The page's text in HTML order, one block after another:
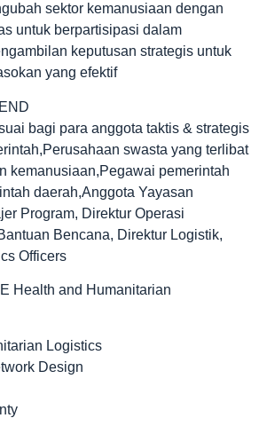
sektor kemanusiaan dengan
untuk berpartisipasi dalam
keputusan strategis untuk
yang efektif
bagi para anggota taktis & strategis
swasta yang terlibat
kemanusiaan,Pegawai pemerintah
daerah,Anggota Yayasan
Program, Direktur Operasi
Bencana, Direktur Logistik,
Officers
Health and Humanitarian
Logistics
Design